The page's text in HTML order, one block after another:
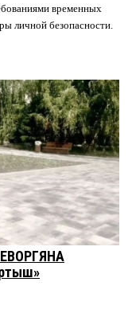
временных
личной безопасности.